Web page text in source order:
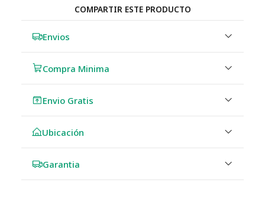
COMPARTIR ESTE PRODUCTO
Envios
Compra Minima
Envio Gratis
Ubicación
Garantia